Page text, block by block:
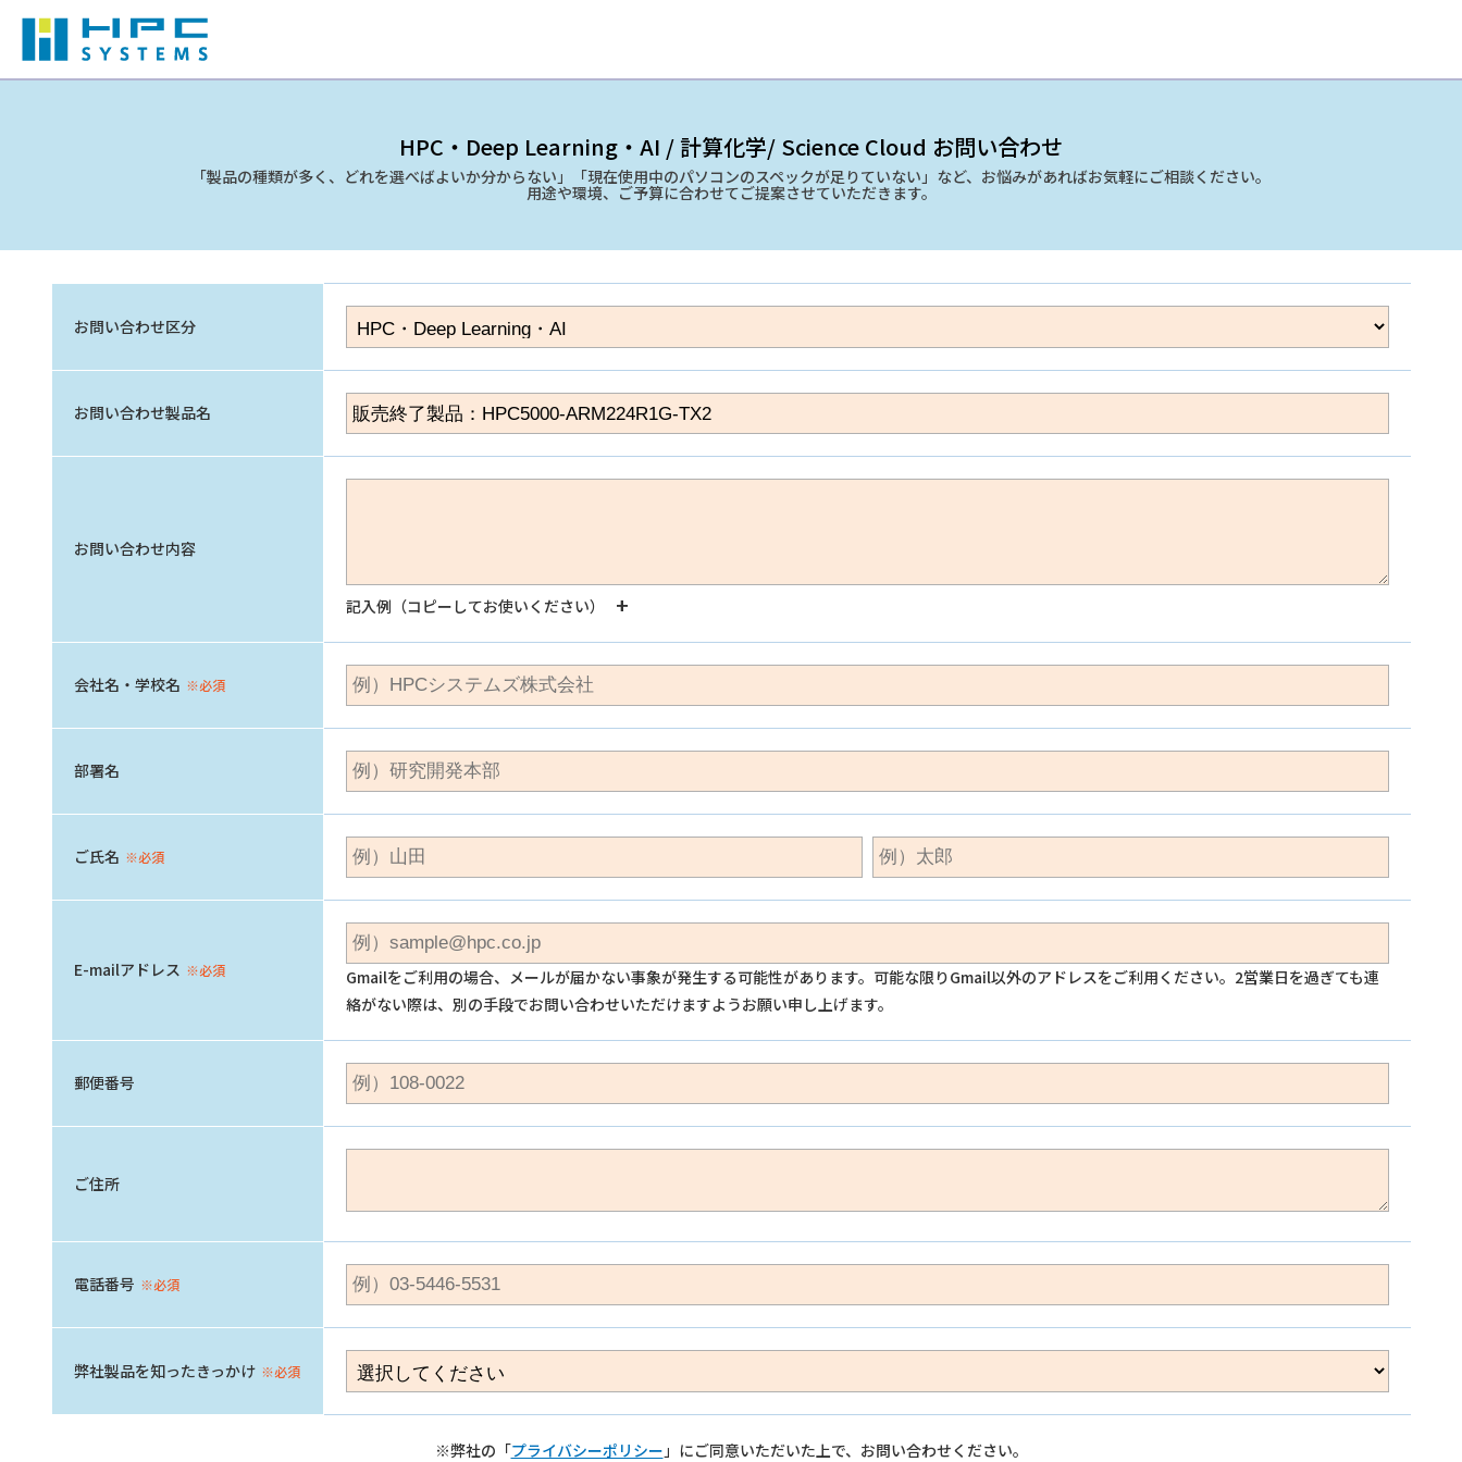
HPC・Deep Learning・AI / 計算化学/ Science Cloud お問い合わせ
「製品の種類が多く、どれを選べばよいか分からない」「現在使用中のパソコンのスペックが足りていない」など、お悩みがあればお気軽にご相談ください。
用途や環境、ご予算に合わせてご提案させていただきます。
お問い合わせ区分
お問い合わせ製品名
お問い合わせ内容
記入例（コピーしてお使いください）
会社名・学校名 ※必須
部署名
ご氏名 ※必須
E-mailアドレス ※必須
Gmailをご利用の場合、メールが届かない事象が発生する可能性があります。可能な限りGmail以外のアドレスをご利用ください。2営業日を過ぎても連
絡がない際は、別の手段でお問い合わせいただけますようお願い申し上げます。
郵便番号
ご住所
電話番号 ※必須
弊社製品を知ったきっかけ ※必須
※弊社の「プライバシーポリシー」にご同意いただいた上で、お問い合わせください。